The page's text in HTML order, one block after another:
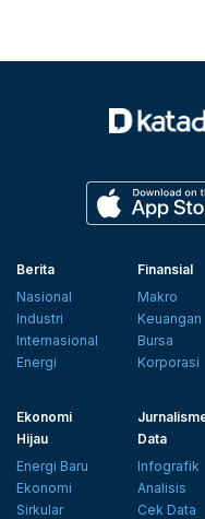
Berita
Nasional
Industri
Internasional
Energi
Finansial
Makro
Keuangan
Bursa
Korporasi
Ekonomi
Hijau
Energi Baru
Ekonomi
Sirkular
Data
Infografik
Analisis
Cek Data